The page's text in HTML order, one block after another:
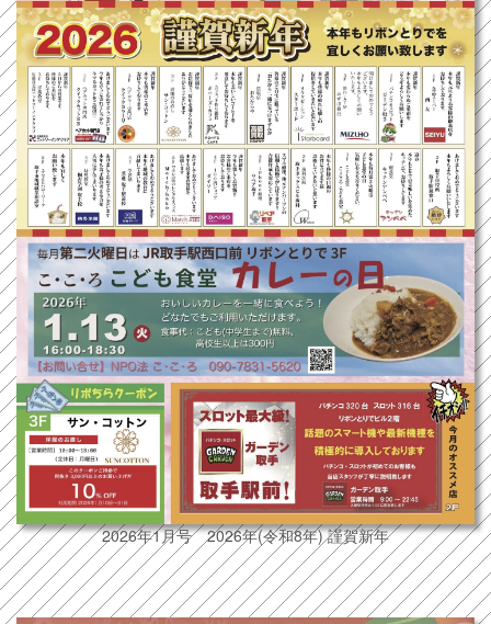
2026年1月号 2026年(令和8年) 謹賀新年